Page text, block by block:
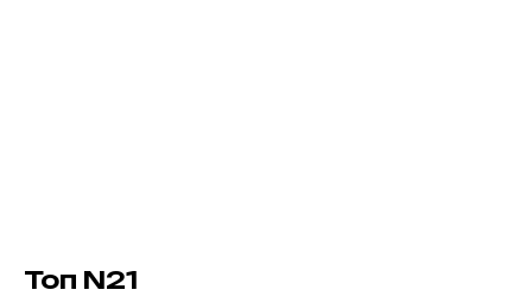
Топ N21